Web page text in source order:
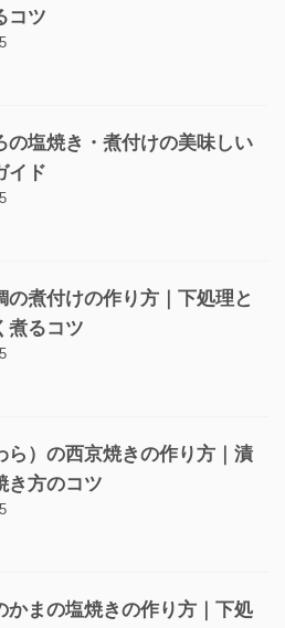
コツ
の塩焼き・煮付けの美味しい
イド
の煮付けの作り方｜下処理と
煮るコツ
ら）の西京焼きの作り方｜漬
き方のコツ
かまの塩焼きの作り方｜下処